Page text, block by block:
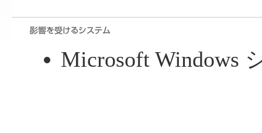
Microsoft Windows